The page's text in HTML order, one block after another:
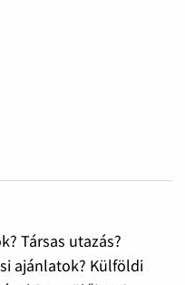
Társas utazás?
ajánlatok? Külföldi